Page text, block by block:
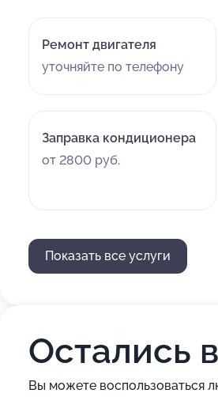
Ремонт двигателя
уточняйте по телефону
Заправка кондиционера
от 2800 руб.
Показать все услуги
Остались
Вы можете воспользоваться